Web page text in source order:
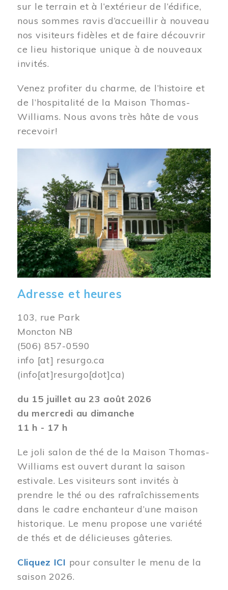
sur le terrain et à l’extérieur de l’édifice,
nous sommes ravis d’accueillir à nouveau
nos visiteurs fidèles et de faire découvrir
ce lieu historique unique à de nouveaux
invités.
Venez profiter du charme, de l’histoire et
de l’hospitalité de la Maison Thomas-
Williams. Nous avons très hâte de vous
recevoir!
Adresse et heures
103, rue Park
Moncton NB
(506) 857-0590
info [at] resurgo.ca
(info[at]resurgo[dot]ca)
du 15 juillet au 23 août 2026
du mercredi au dimanche
11 h - 17 h
Le joli salon de thé de la Maison Thomas-
Williams est ouvert durant la saison
estivale. Les visiteurs sont invités à
prendre le thé ou des rafraîchissements
dans le cadre enchanteur d’une maison
historique. Le menu propose une variété
de thés et de délicieuses gâteries.
Cliquez ICI pour consulter le menu de la
saison 2026.